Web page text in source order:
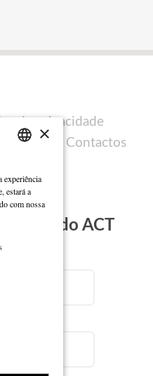
de privacidade
técnica Contactos
do ACT
ENGLISH
×
experiência
estará a
com nossa